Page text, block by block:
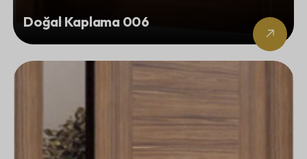
Doğal Kaplama 006